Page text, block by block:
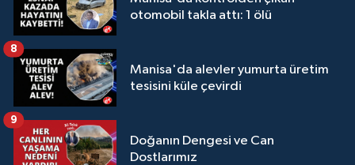
otomobil takla attı: 1 ölü
Manisa'da alevler yumurta üretim
tesisini küle çevirdi
8
Doğanın Dengesi ve Can
Dostlarımız
9